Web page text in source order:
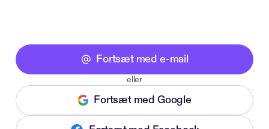
Fortsæt med e-mail
eller
Fortsæt med Google